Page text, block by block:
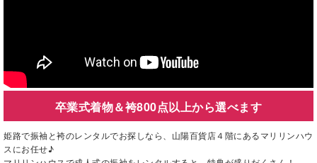
卒業式着物＆袴800点以上から選べます
姫路で振袖と袴のレンタルでお探しなら、山陽百貨店４階にあるマリリンハウ
スにお任せ♪